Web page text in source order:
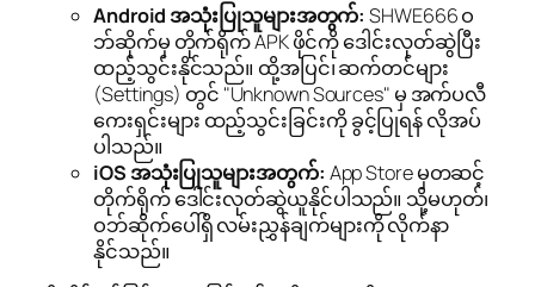
Android အသုံးပြုသူများအတွက်: SHWE666 ဝ
ဘ်ဆိုက်မှ တိုက်ရိုက် APK ဖိုင်ကို ဒေါင်းလုတ်ဆွဲပြီး
ထည့်သွင်းနိုင်သည်။ ထို့အပြင်၊ ဆက်တင်များ
(Settings) တွင် "Unknown Sources" မှ အက်ပလီ
ကေးရှင်းများ ထည့်သွင်းခြင်းကို ခွင့်ပြုရန် လိုအပ်
ပါသည်။
iOS အသုံးပြုသူများအတွက်: App Store မှတဆင့်
တိုက်ရိုက် ဒေါင်းလုတ်ဆွဲယူနိုင်ပါသည်။ သို့မဟုတ်၊
ဝဘ်ဆိုက်ပေါ်ရှိ လမ်းညွှန်ချက်များကို လိုက်နာ
နိုင်သည်။